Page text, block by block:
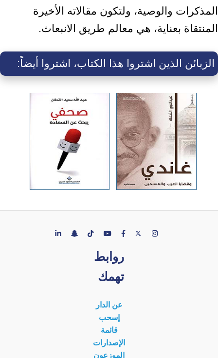
المذكرات والوصية، ولتكون مقالاته الأخيرة
المنتقاة بعناية، هي معالم طريق ‏الانبعاث.‏
الزبائن الذين اشتروا هذا الكتاب، اشتروا أيضاً:
روابط
تهمك
عن الدار
إسحب
قائمة
الإصدارات
الموزعون